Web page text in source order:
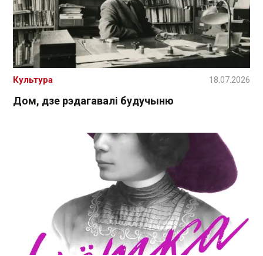
Дом, дзе рэдагавалі будучыню
Культура 18.07.2026